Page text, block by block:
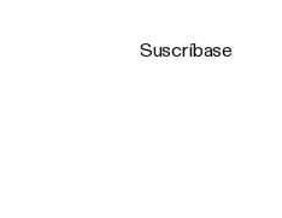
Suscríbase